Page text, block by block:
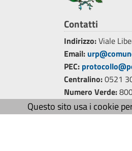
Contatti
Indirizzo:Viale
Email:
PEC:
Centralino:0521
Numero Verde:
Fax:0521 301120
CF e P.Iva:
Questo sito usa i cookie